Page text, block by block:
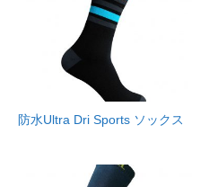
防水Ultra Dri Sports ソックス